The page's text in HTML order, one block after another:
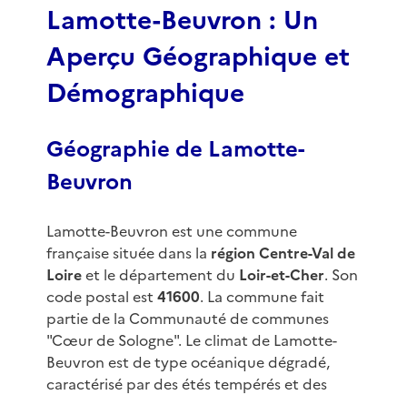
Lamotte-Beuvron : Un
Aperçu Géographique et
Démographique
Géographie de Lamotte-
Beuvron
Lamotte-Beuvron est une commune
française située dans la région Centre-Val de
Loireet le département du Loir-et-Cher. Son
code postal est 41600. La commune fait
partie de la Communauté de communes
"Cœur de Sologne". Le climat de Lamotte-
Beuvron est de type océanique dégradé,
caractérisé par des étés tempérés et des